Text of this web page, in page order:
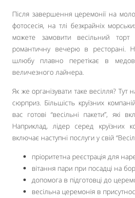
Після завершення церемонії на
фотосесія, на тлі безкрайніх
можете замовити весільний
романтичну вечерю в ресторані.
шлюбу плавно перетікає в
величезного лайнера.
Як же організувати таке весілля?
сюрприз. Більшість круїзних
вас готові “весільні пакети”, які
Наприклад, лідер серед круїзних
включає наступні послуги у свій
пріоритетна реєстрація для
вітання пари при посадці на
допомога в підготовці до
весільна церемонія в